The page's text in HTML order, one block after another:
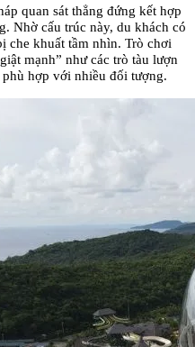
quan sát thẳng đứng kết hợp
Nhờ cấu trúc này, du khách có
che khuất tầm nhìn. Trò chơi
mạnh” như các trò tàu lượn
hợp với nhiều đối tượng.